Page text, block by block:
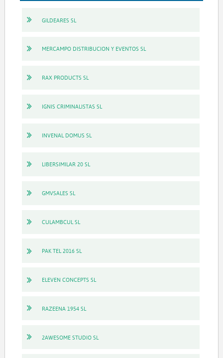
GILDEARES SL
MERCAMPO DISTRIBUCION Y EVENTOS SL
RAX PRODUCTS SL
IGNIS CRIMINALISTAS SL
INVENAL DOMUS SL
LIBERSIMILAR 20 SL
GMVSALES SL
CULAMBCUL SL
PAK TEL 2016 SL
ELEVEN CONCEPTS SL
RAZEENA 1954 SL
2AWESOME STUDIO SL